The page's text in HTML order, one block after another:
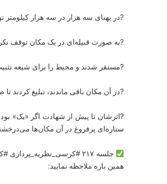
?در پهنای سه هزار در سه هزار کیلومتر
?به صورت قبیله‌ای در یک مکان توقف
?مستقر شدند و محیط را برای شیعه
?در آن مکان باقی ماندند، تبلیغ کردند
?اثرشان تا پیش از شهادت اگر «یک»
ستاره‌ای پرفروغ در آن مکان‌ها
جلسه ۲۱۷ #کرسی_نظریه_پردازی #کلبه_کرامت با موضوع 《
همین باره ملاحظه نمایید: